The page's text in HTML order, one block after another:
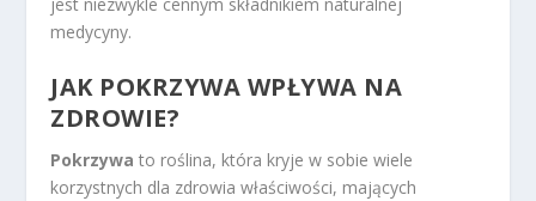
medycyny.
JAK POKRZYWA WPŁYWA NA
ZDROWIE?
Pokrzywa to roślina, która kryje w sobie wiele
korzystnych dla zdrowia właściwości, mających